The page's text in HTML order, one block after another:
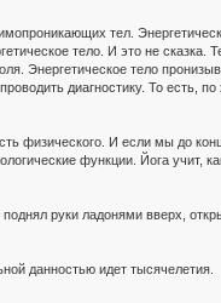
тел.
тело. И это не сказка.
Энергетическое тело
диагностику. То есть,
физического. И если мы до
функции. Йога учит,
руки ладонями вверх,
данностью идет тысячелетия.